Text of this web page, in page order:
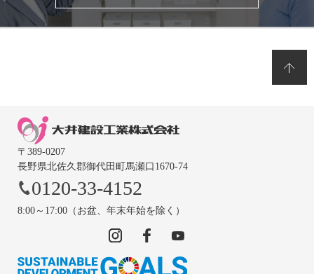
〒389-0207
長野県北佐久郡御代田町馬瀬口1670-74
0120-33-4152
8:00～17:00（お盆、年末年始を除く）